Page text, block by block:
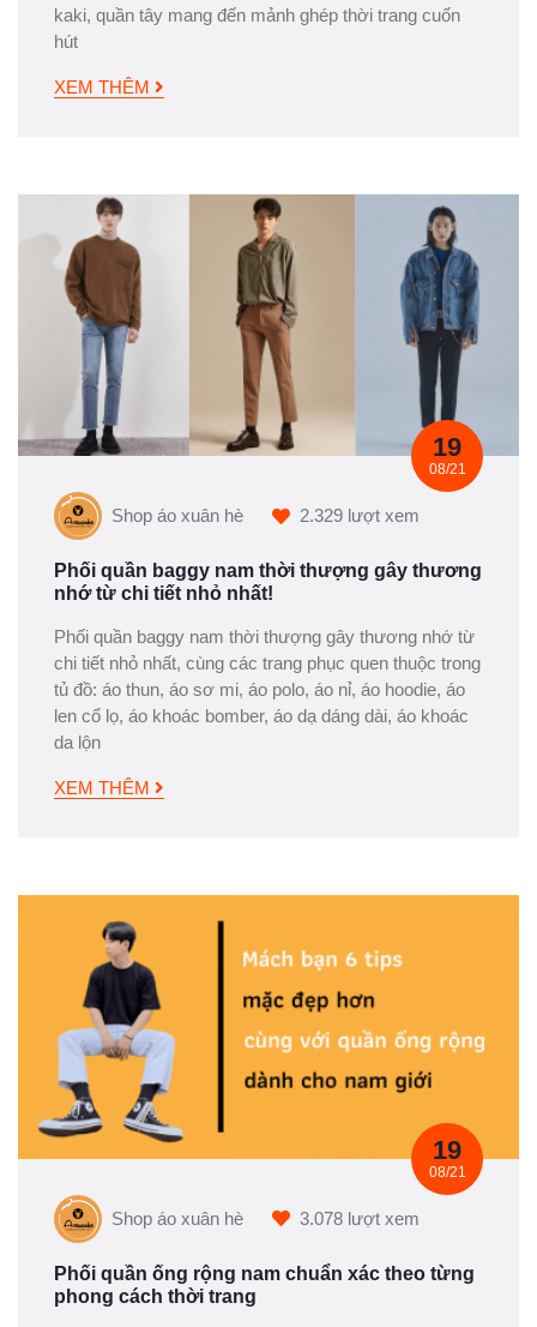
kaki, quần tây mang đến mảnh ghép thời trang cuốn
hút
XEM THÊM
19
08/21
Shop áo xuân hè 2.329 lượt xem
Phối quần baggy nam thời thượng gây thương
nhớ từ chi tiết nhỏ nhất!
Phối quần baggy nam thời thượng gây thương nhớ từ
chi tiết nhỏ nhất, cùng các trang phục quen thuộc trong
tủ đồ: áo thun, áo sơ mi, áo polo, áo nỉ, áo hoodie, áo
len cổ lọ, áo khoác bomber, áo dạ dáng dài, áo khoác
da lộn
XEM THÊM
19
08/21
Shop áo xuân hè 3.078 lượt xem
Phối quần ống rộng nam chuẩn xác theo từng
phong cách thời trang